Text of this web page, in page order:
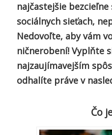
najčastejšie
sociálnych sieťach,
Nedovoľte, aby vám
ničnerobení! Vyplňte
najzaujímavejším
odhalíte práve v
Čo